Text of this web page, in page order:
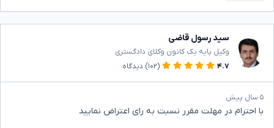
سید رسول قاضی
وکیل پایه یک کانون وکلای دادگستری
۴.۷
(۱۰۲) دیدگاه
۵ سال پیش
با احترام در مهلت مقرر نسبت به رای اعتراض نمایید